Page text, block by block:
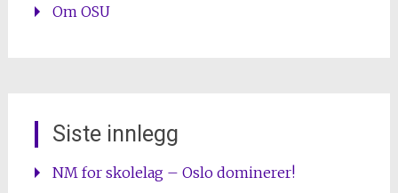
Om OSU
Siste innlegg
NM for skolelag – Oslo dominerer!